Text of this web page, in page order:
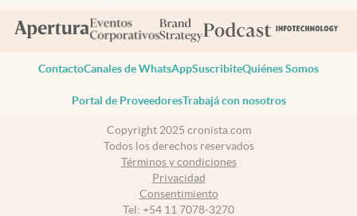
ContactoCanales de WhatsAppSuscribiteQuiénes Somos
Portal de ProveedoresTrabajá con nosotros
Copyright 2025 cronista.com
Todos los derechos reservados
Términos y condiciones
Privacidad
Consentimiento
Tel: +54 11 7078-3270